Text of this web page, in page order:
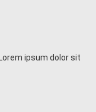
ipsum dolor sit